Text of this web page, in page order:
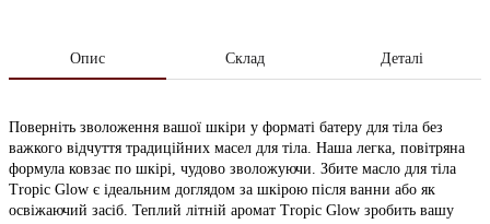
Опис Склад Деталі
Поверніть зволоження вашої шкіри у форматі батеру для тіла без
важкого відчуття традиційних масел для тіла. Наша легка, повітряна
формула ковзає по шкірі, чудово зволожуючи. Збите масло для тіла
Tropic Glow є ідеальним доглядом за шкірою після ванни або як
освіжаючий засіб. Теплий літній аромат Tropic Glow зробить вашу